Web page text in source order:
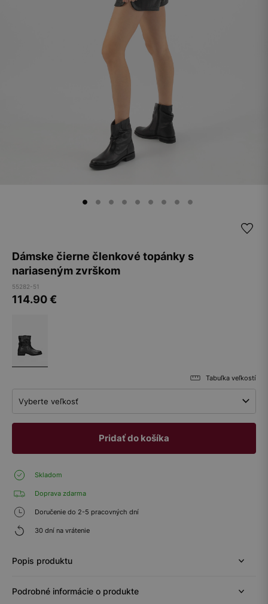
Dámske čierne členkové topánky s
nariaseným zvrškom
55282-51
114.90€
Tabuľka veľkostí
Vyberte veľkosť
Pridať do košíka
Skladom
Doprava zdarma
Doručenie do 2-5 pracovných dní
30 dní na vrátenie
Popis produktu
Podrobné informácie o produkte